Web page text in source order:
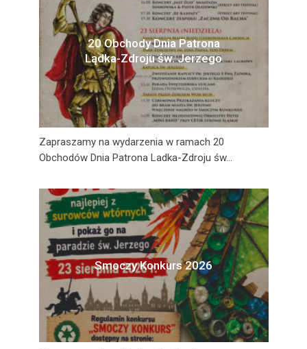
20 Obchody Dnia Patrona
Lądka-Zdroju św. Jerzego
Zapraszamy na wydarzenia w ramach 20
Obchodów Dnia Patrona Ladka-Zdroju św...
Smoczy Konkurs 2026